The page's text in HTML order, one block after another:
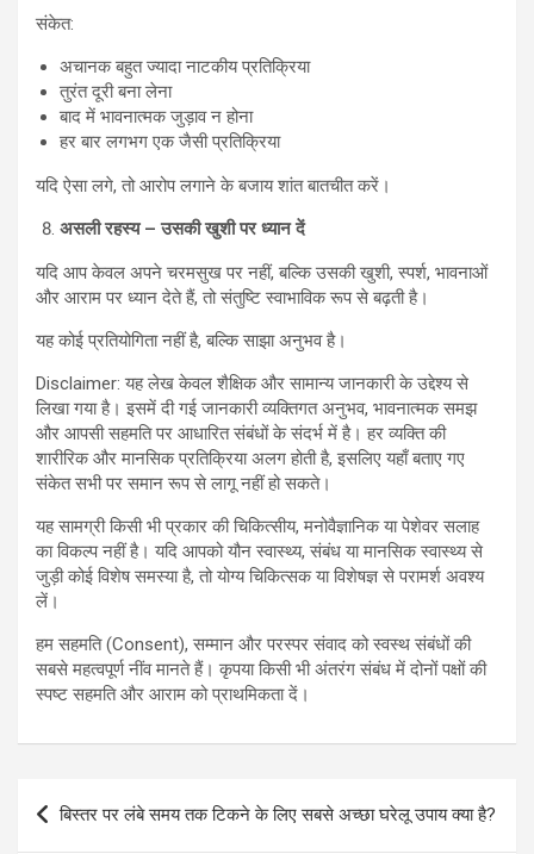
संकेत:
अचानक बहुत ज्यादा नाटकीय प्रतिक्रिया
तुरंत दूरी बना लेना
बाद में भावनात्मक जुड़ाव न होना
हर बार लगभग एक जैसी प्रतिक्रिया
यदि ऐसा लगे, तो आरोप लगाने के बजाय शांत बातचीत करें।
असली रहस्य – उसकी खुशी पर ध्यान दें
यदि आप केवल अपने चरमसुख पर नहीं, बल्कि उसकी खुशी, स्पर्श, भावनाओं
और आराम पर ध्यान देते हैं, तो संतुष्टि स्वाभाविक रूप से बढ़ती है।
यह कोई प्रतियोगिता नहीं है, बल्कि साझा अनुभव है।
Disclaimer: यह लेख केवल शैक्षिक और सामान्य जानकारी के उद्देश्य से
लिखा गया है। इसमें दी गई जानकारी व्यक्तिगत अनुभव, भावनात्मक समझ
और आपसी सहमति पर आधारित संबंधों के संदर्भ में है। हर व्यक्ति की
शारीरिक और मानसिक प्रतिक्रिया अलग होती है, इसलिए यहाँ बताए गए
संकेत सभी पर समान रूप से लागू नहीं हो सकते।
यह सामग्री किसी भी प्रकार की चिकित्सीय, मनोवैज्ञानिक या पेशेवर सलाह
का विकल्प नहीं है। यदि आपको यौन स्वास्थ्य, संबंध या मानसिक स्वास्थ्य से
जुड़ी कोई विशेष समस्या है, तो योग्य चिकित्सक या विशेषज्ञ से परामर्श अवश्य
लें।
हम सहमति (Consent), सम्मान और परस्पर संवाद को स्वस्थ संबंधों की
सबसे महत्वपूर्ण नींव मानते हैं। कृपया किसी भी अंतरंग संबंध में दोनों पक्षों की
स्पष्ट सहमति और आराम को प्राथमिकता दें।
Post
navigation
बिस्तर पर लंबे समय तक टिकने के लिए सबसे अच्छा घरेलू उपाय क्या है?